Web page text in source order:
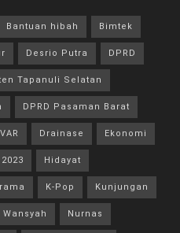
Bantuan hibah Bimtek
Desrio Putra DPRD
Tapanuli Selatan
DPRD Pasaman Barat
Drainase Ekonomi
Hidayat
K-Pop Kunjungan
Nurnas